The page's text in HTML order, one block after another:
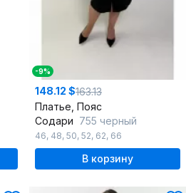
-9%
148.12 $163.13
Платье, Пояс
Содари 755 черный
46, 48, 50, 52, 62, 66
В корзину